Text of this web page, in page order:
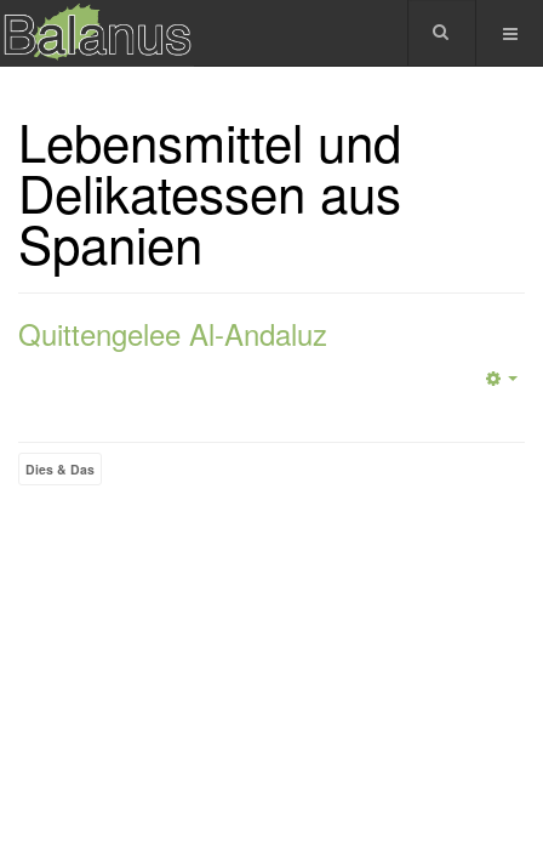
Lebensmittel und
Delikatessen aus
Spanien
Quittengelee Al-Andaluz
Dies & Das